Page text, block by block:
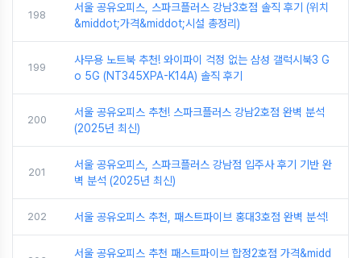
198
서울 공유오피스, 스파크플러스 강남3호점 솔직 후기 (위치
&middot;가격&middot;시설 총정리)
199
사무용 노트북 추천! 와이파이 걱정 없는 삼성 갤럭시북3 G
o 5G (NT345XPA-K14A) 솔직 후기
200
서울 공유오피스 추천! 스파크플러스 강남2호점 완벽 분석
(2025년 최신)
201
서울 공유오피스, 스파크플러스 강남점 입주사 후기 기반 완
벽 분석 (2025년 최신)
202 서울 공유오피스 추천, 패스트파이브 홍대3호점 완벽 분석!
서울 공유오피스 추천 패스트파이브 합정2호점 가격&midd